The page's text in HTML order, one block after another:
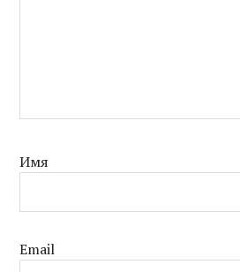
Имя
Email